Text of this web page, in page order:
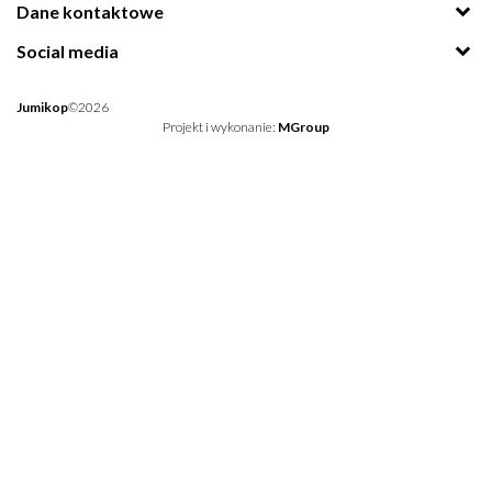
Dane kontaktowe
Social media
Jumikop©2026
Projekt i wykonanie: MGroup